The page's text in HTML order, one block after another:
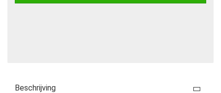
Beschrijving